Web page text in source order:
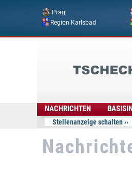
Prag
Region Karlsbad
Online
NACHRICHTEN
Stellenanzeige schalten